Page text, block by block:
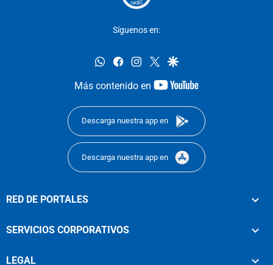
Síguenos en:
whatsappfacebookinstagram
twittergoogle
Más contenido en
youtube-
Descarga nuestra app en
Descarga nuestra app en
RED DE PORTALES
SERVICIOS CORPORATIVOS
LEGAL